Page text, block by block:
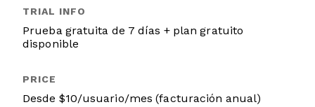
Prueba gratuita de 7 días + plan gratuito
disponible
Desde $10/usuario/mes (facturación anual)